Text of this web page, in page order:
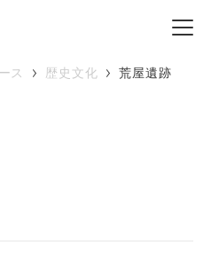
ス 歴史文化 荒屋遺跡